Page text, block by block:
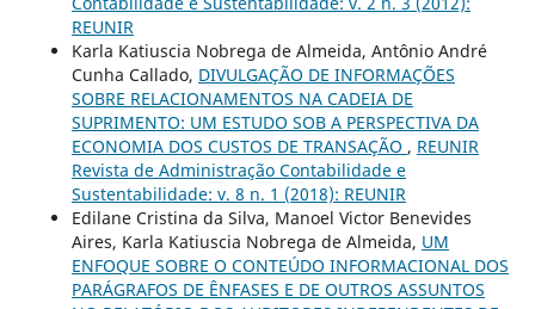
REUNIR
Karla Katiuscia Nobrega de Almeida, Antônio André
Cunha Callado, DIVULGAÇÃO DE INFORMAÇÕES
SOBRE RELACIONAMENTOS NA CADEIA DE
SUPRIMENTO: UM ESTUDO SOB A PERSPECTIVA DA
ECONOMIA DOS CUSTOS DE TRANSAÇÃO , REUNIR
Revista de Administração Contabilidade e
Sustentabilidade: v. 8 n. 1 (2018): REUNIR
Edilane Cristina da Silva, Manoel Victor Benevides
Aires, Karla Katiuscia Nobrega de Almeida, UM
ENFOQUE SOBRE O CONTEÚDO INFORMACIONAL DOS
PARÁGRAFOS DE ÊNFASES E DE OUTROS ASSUNTOS